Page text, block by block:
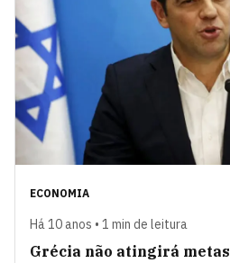
ECONOMIA
Há 10 anos • 1 min de leitura
Grécia não atingirá